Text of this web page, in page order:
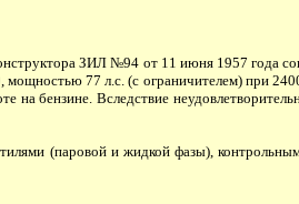
ЗИЛ №94 от 11 июня 1957 года
77 л.с. (с ограничителем) при
бензине. Вследствие
(паровой и жидкой фазы), контрольным